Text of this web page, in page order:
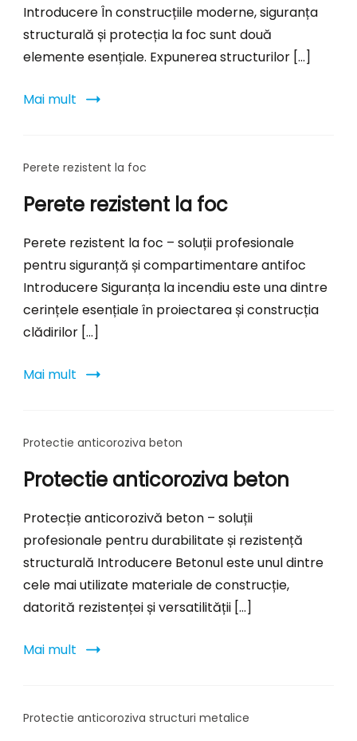
Introducere În construcțiile moderne, siguranța
structurală și protecția la foc sunt două
elemente esențiale. Expunerea structurilor […]
Mai mult
Perete rezistent la foc
Perete rezistent la foc
Perete rezistent la foc – soluții profesionale
pentru siguranță și compartimentare antifoc
Introducere Siguranța la incendiu este una dintre
cerințele esențiale în proiectarea și construcția
clădirilor […]
Mai mult
Protectie anticoroziva beton
Protectie anticoroziva beton
Protecție anticorozivă beton – soluții
profesionale pentru durabilitate și rezistență
structurală Introducere Betonul este unul dintre
cele mai utilizate materiale de construcție,
datorită rezistenței și versatilității […]
Mai mult
Protectie anticoroziva structuri metalice